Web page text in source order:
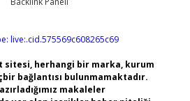
live:.cid.575569c608265c69
sitesi, herhangi bir marka, kurum
bağlantısı bulunmamaktadır.
makaleler